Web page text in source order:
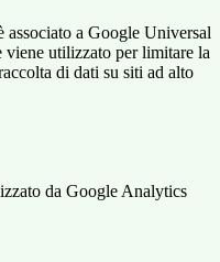
associato a Google Universal
viene utilizzato per limitare la
di dati su siti ad alto
da Google Analytics